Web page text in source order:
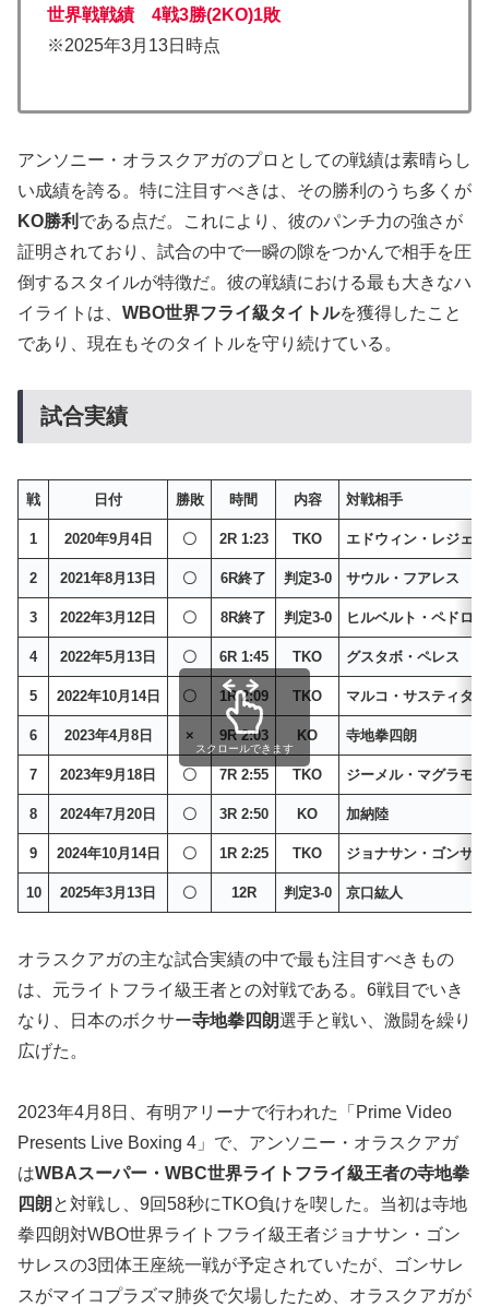
世界戦戦績 4戦3勝(2KO)1敗
※2025年3月13日時点
アンソニー・オラスクアガのプロとしての戦績は素晴らし
い成績を誇る。特に注目すべきは、その勝利のうち多くが
KO勝利 である点だ。これにより、彼のパンチ力の強さが
証明されており、試合の中で一瞬の隙をつかんで相手を圧
倒するスタイルが特徴だ。彼の戦績における最も大きなハ
イライトは、 WBO世界フライ級タイトルを獲得したこと
であり、現在もそのタイトルを守り続けている。
試合実績
戦 日付 勝敗 時間 内容 対戦相手
1 2020年9月4日 〇 2R 1:23 TKO エドウィン・レジェス
2 2021年8月13日 〇 6R終了 判定3-0 サウル・フアレス
3 2022年3月12日 〇 8R終了 判定3-0 ヒルベルト・ペドロサ
4 2022年5月13日 〇 6R 1:45 TKO グスタボ・ペレス
5 2022年10月14日 〇 1R 2:09 TKO マルコ・サスティタ
6 2023年4月8日 × 9R 2:03 KO 寺地拳四朗
7 2023年9月18日 〇 7R 2:55 TKO ジーメル・マグラモ
8 2024年7月20日 〇 3R 2:50 KO 加納陸
9 2024年10月14日 〇 1R 2:25 TKO ジョナサン・ゴンサ
10 2025年3月13日 〇 12R 判定3-0 京口紘人
スクロールできます
オラスクアガの主な試合実績の中で最も注目すべきもの
は、元ライトフライ級王者との対戦である。6戦目でいき
なり、日本のボクサー寺地拳四朗選手と戦い、激闘を繰り
広げた。
2023年4月8日、有明アリーナで行われた「Prime Video
Presents Live Boxing 4」で、アンソニー・オラスクアガ
はWBAスーパー・WBC世界ライトフライ級王者の寺地拳
四朗 と対戦し、9回58秒にTKO負けを喫した。当初は寺地
拳四朗対WBO世界ライトフライ級王者ジョナサン・ゴン
サレスの3団体王座統一戦が予定されていたが、ゴンサレ
スがマイコプラズマ肺炎で欠場したため、オラスクアガが